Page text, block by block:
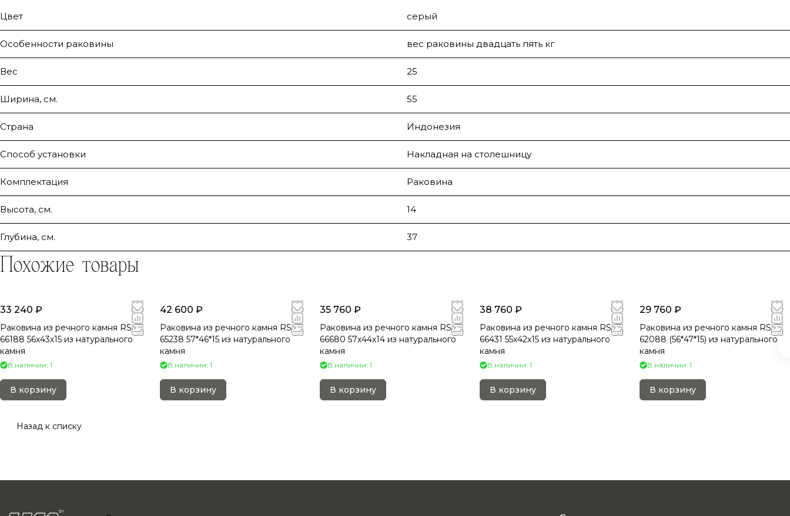
Цвет серый
Особенности раковины вес раковины двадцать пять кг
Вес 25
Ширина, см. 55
Страна Индонезия
Способ установки Накладная на столешницу
Комплектация Раковина
Высота, см. 14
Глубина, см. 37
Похожие товары
33 240 ₽
Раковина из речного камня RS-
66188 56х43х15 из натурального
камня
В наличии: 1
В корзину
42 600 ₽
Раковина из речного камня RS-
65238 57*46*15 из натурального
камня
В наличии: 1
В корзину
35 760 ₽
Раковина из речного камня RS-
66680 57х44х14 из натурального
камня
В наличии: 1
В корзину
38 760 ₽
Раковина из речного камня RS-
66431 55х42х15 из натурального
камня
В наличии: 1
В корзину
29 760 ₽
Раковина из речного камня RS-
62088 (56*47*15) из натурального
камня
В наличии: 1
В корзину
Назад к списку